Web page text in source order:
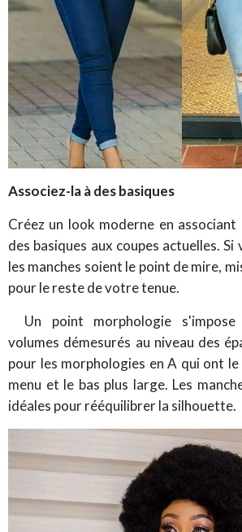
Associez-la à des basiques
Créez un look moderne en associant
des basiques aux coupes actuelles. Si
les manches soient le point de mire,
pour le reste de votre tenue.
Un point morphologie
volumes démesurés au niveau des
pour les morphologies en A qui ont
menu et le bas plus large. Les
idéales pour rééquilibrer la silhouette.